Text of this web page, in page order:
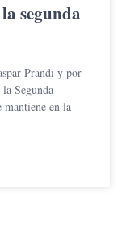
segunda
Prandi y por
Segunda
en la